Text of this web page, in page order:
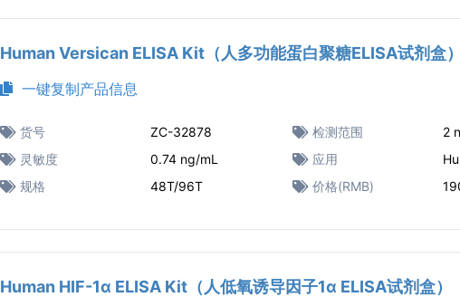
Human Versican ELISA Kit（人多功能蛋白聚糖ELISA试剂盒）
一键复制产品信息
货号 ZC-32878 检测范围
2
灵敏度
0.74 ng/mL 应用
规格
48T/96T 价格(RMB)
Human HIF-1α ELISA Kit（人低氧诱导因子1α ELISA试剂盒）